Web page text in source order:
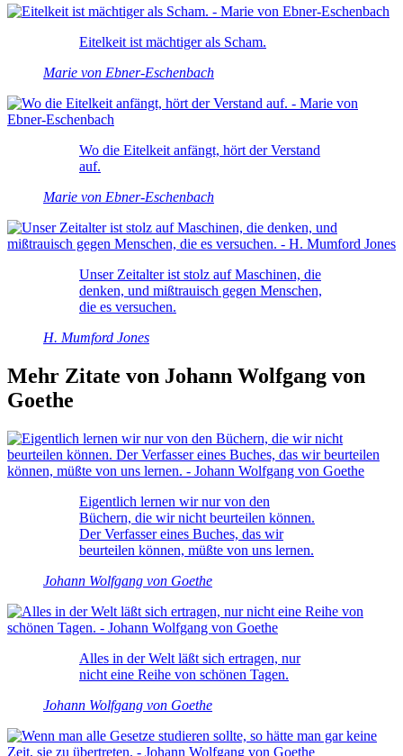
Eitelkeit ist mächtiger als Scham.
Marie von Ebner-Eschenbach
Wo die Eitelkeit anfängt, hört der Verstand
auf.
Marie von Ebner-Eschenbach
Unser Zeitalter ist stolz auf Maschinen, die
denken, und mißtrauisch gegen Menschen,
die es versuchen.
H. Mumford Jones
Mehr Zitate von Johann Wolfgang von
Goethe
Eigentlich lernen wir nur von den
Büchern, die wir nicht beurteilen können.
Der Verfasser eines Buches, das wir
beurteilen können, müßte von uns lernen.
Johann Wolfgang von Goethe
Alles in der Welt läßt sich ertragen, nur
nicht eine Reihe von schönen Tagen.
Johann Wolfgang von Goethe